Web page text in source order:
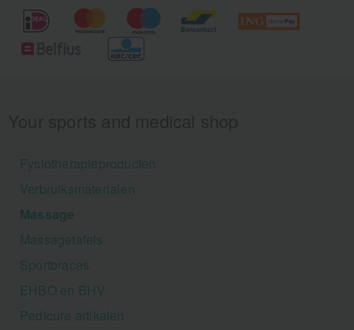
Fysiotherapieproducten
Verbruiksmaterialen
Massage
Massagetafels
Sportbraces
EHBO en BHV
Pedicure artikelen